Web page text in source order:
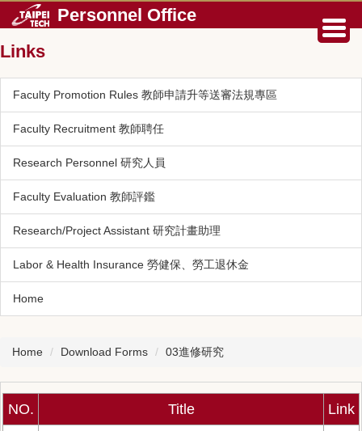
Jump
to
the
content
block
Personnel Office
Links
Faculty Promotion Rules 教師申請升等送審法規專區
Faculty Recruitment 教師聘任
Research Personnel 研究人員
Faculty Evaluation 教師評鑑
Research/Project Assistant 研究計畫助理
Labor & Health Insurance 勞健保、勞工退休金
Home
Home Download Forms 03進修研究
NO. Title Link